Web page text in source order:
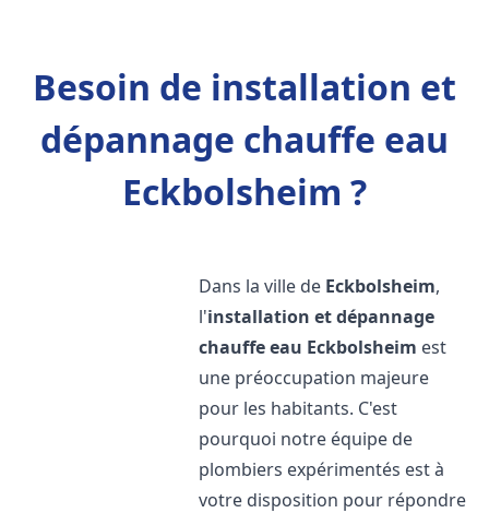
Besoin de installation et
dépannage chauffe eau
Eckbolsheim ?
Dans la ville de Eckbolsheim,
l'installation et dépannage
chauffe eau Eckbolsheim est
une préoccupation majeure
pour les habitants. C'est
pourquoi notre équipe de
plombiers expérimentés est à
votre disposition pour répondre